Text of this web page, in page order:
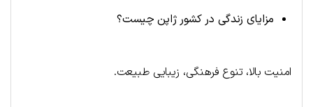
مزایای زندگی در کشور ژاپن چیست؟
امنیت بالا، تنوع فرهنگی، زیبایی طبیعت.